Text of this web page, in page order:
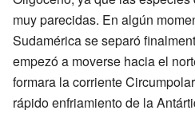
muy parecidas. En algún
Sudamérica se separó
empezó a moverse hacia el
formara la corriente
rápido enfriamiento de la